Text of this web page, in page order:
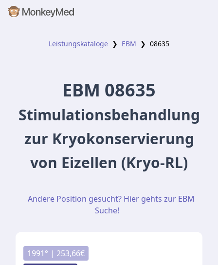
Leistungskataloge ❯ EBM ❯ 08635
EBM 08635
Stimulationsbehandlung
zur Kryokonservierung
von Eizellen (Kryo-RL)
Andere Position gesucht? Hier gehts zur EBM
Suche!
1991° | 253,66€